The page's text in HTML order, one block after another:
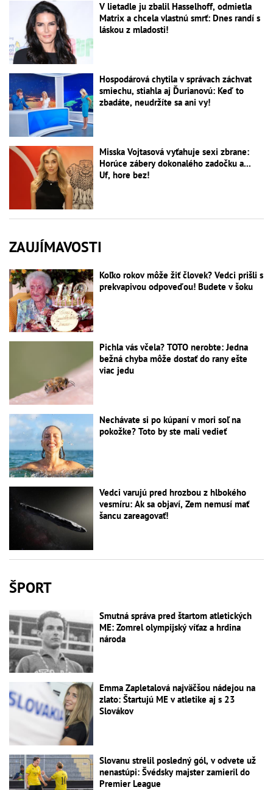
V lietadle ju zbalil Hasselhoff, odmietla
Matrix a chcela vlastnú smrť: Dnes randí s
láskou z mladosti!
Hospodárová chytila v správach záchvat
smiechu, stiahla aj Ďurianovú: Keď to
zbadáte, neudržíte sa ani vy!
Misska Vojtasová vyťahuje sexi zbrane:
Horúce zábery dokonalého zadočku a...
Uf, hore bez!
ZAUJÍMAVOSTI
Koľko rokov môže žiť človek? Vedci prišli s
prekvapivou odpoveďou! Budete v šoku
Pichla vás včela? TOTO nerobte: Jedna
bežná chyba môže dostať do rany ešte
viac jedu
Nechávate si po kúpaní v mori soľ na
pokožke? Toto by ste mali vedieť
Vedci varujú pred hrozbou z hlbokého
vesmíru: Ak sa objaví, Zem nemusí mať
šancu zareagovať!
ŠPORT
Smutná správa pred štartom atletických
ME: Zomrel olympijský víťaz a hrdina
národa
Emma Zapletalová najväčšou nádejou na
zlato: Štartujú ME v atletike aj s 23
Slovákov
Slovanu strelil posledný gól, v odvete už
nenastúpi: Švédsky majster zamieril do
Premier League